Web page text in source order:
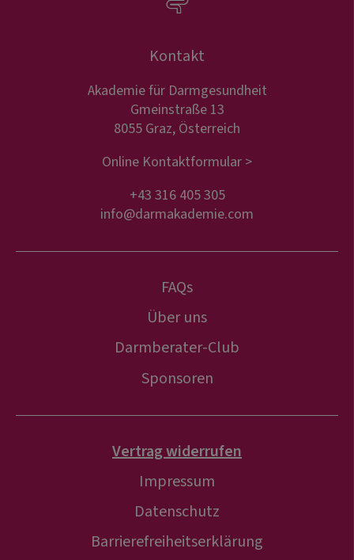
Kontakt
Akademie für Darmgesundheit
Gmeinstraße 13
8055 Graz, Österreich
Online Kontaktformular >
+43 316 405 305
info@darmakademie.com
FAQs
Über uns
Darmberater-Club
Sponsoren
Vertrag widerrufen
Impressum
Datenschutz
Barrierefreiheitserklärung